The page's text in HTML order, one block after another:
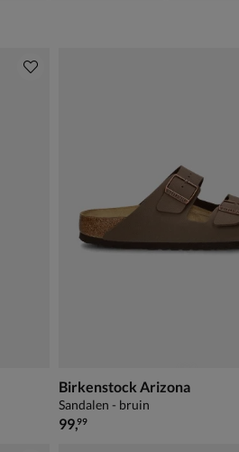
Birkenstock Arizona
Sandalen - bruin
€ 99,99
99,99